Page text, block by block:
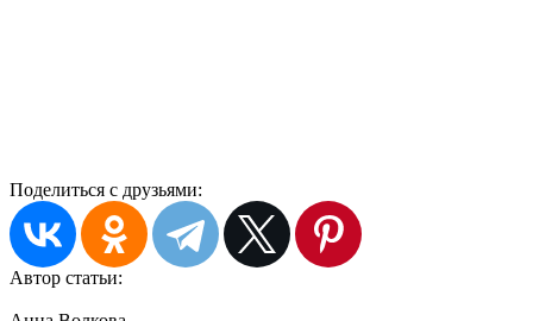
Поделиться с друзьями:
Автор статьи: